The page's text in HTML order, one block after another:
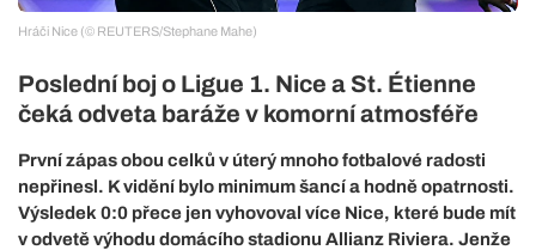
Hráči Nice (© REUTERS/Stephane Mahe)
Poslední boj o Ligue 1. Nice a St. Étienne
čeká odveta baráže v komorní atmosféře
První zápas obou celků v úterý mnoho fotbalové radosti
nepřinesl. K vidění bylo minimum šancí a hodně opatrnosti.
Výsledek 0:0 přece jen vyhovoval více Nice, které bude mít
v odvetě výhodu domácího stadionu Allianz Riviera. Jenže